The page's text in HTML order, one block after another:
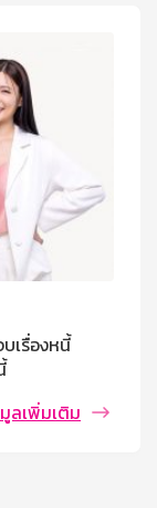
เรื่องหนี้
ลเพิ่มเติม